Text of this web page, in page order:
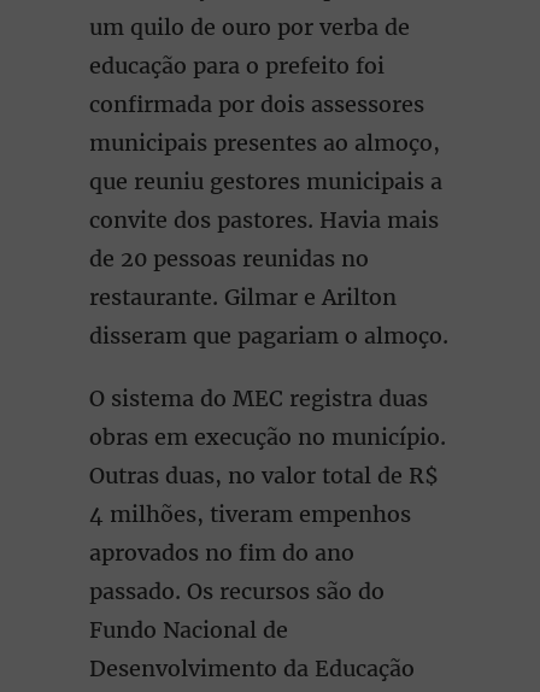
um quilo de ouro por verba de
educação para o prefeito foi
confirmada por dois assessores
municipais presentes ao almoço,
que reuniu gestores municipais a
convite dos pastores. Havia mais
de 20 pessoas reunidas no
restaurante. Gilmar e Arilton
disseram que pagariam o almoço.
O sistema do MEC registra duas
obras em execução no município.
Outras duas, no valor total de R$
4 milhões, tiveram empenhos
aprovados no fim do ano
passado. Os recursos são do
Fundo Nacional de
Desenvolvimento da Educação